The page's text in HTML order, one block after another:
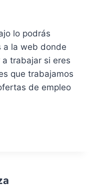
lo podrás
a la web donde
trabajar si eres
que trabajamos
de empleo